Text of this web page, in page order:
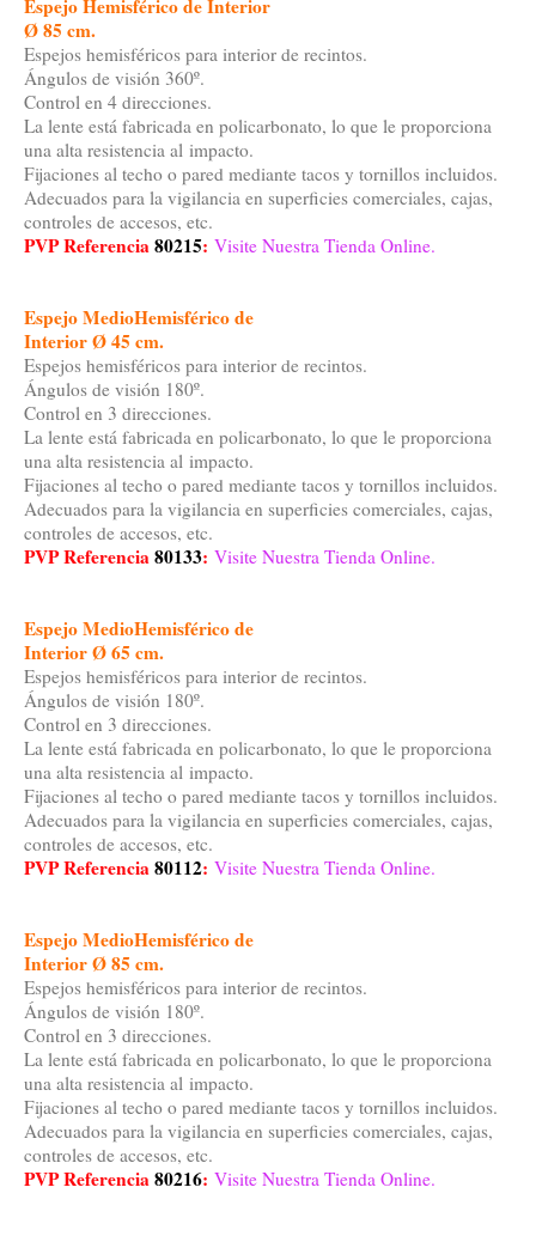
Espejo Hemisférico de Interior
Ø 85 cm.
Espejos hemisféricos para interior de recintos.
Ángulos de visión 360º.
Control en 4 direcciones.
La lente está fabricada en policarbonato, lo que le proporciona
una alta resistencia al impacto.
Fijaciones al techo o pared mediante tacos y tornillos incluidos.
Adecuados para la vigilancia en superficies comerciales, cajas,
controles de accesos, etc.
PVP Referencia80215: Visite Nuestra Tienda Online.
Espejo MedioHemisférico de
Interior Ø 45 cm.
Espejos hemisféricos para interior de recintos.
Ángulos de visión 180º.
Control en 3 direcciones.
La lente está fabricada en policarbonato, lo que le proporciona
una alta resistencia al impacto.
Fijaciones al techo o pared mediante tacos y tornillos incluidos.
Adecuados para la vigilancia en superficies comerciales, cajas,
controles de accesos, etc.
PVP Referencia80133: Visite Nuestra Tienda Online.
Espejo MedioHemisférico de
Interior Ø 65 cm.
Espejos hemisféricos para interior de recintos.
Ángulos de visión 180º.
Control en 3 direcciones.
La lente está fabricada en policarbonato, lo que le proporciona
una alta resistencia al impacto.
Fijaciones al techo o pared mediante tacos y tornillos incluidos.
Adecuados para la vigilancia en superficies comerciales, cajas,
controles de accesos, etc.
PVP Referencia80112: Visite Nuestra Tienda Online.
Espejo MedioHemisférico de
Interior Ø 85 cm.
Espejos hemisféricos para interior de recintos.
Ángulos de visión 180º.
Control en 3 direcciones.
La lente está fabricada en policarbonato, lo que le proporciona
una alta resistencia al impacto.
Fijaciones al techo o pared mediante tacos y tornillos incluidos.
Adecuados para la vigilancia en superficies comerciales, cajas,
controles de accesos, etc.
PVP Referencia80216: Visite Nuestra Tienda Online.